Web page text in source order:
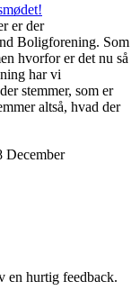
er der
Boligforening. Som
hvorfor er det nu så
har vi
stemmer, som er
altså, hvad der
December
en hurtig feedback.